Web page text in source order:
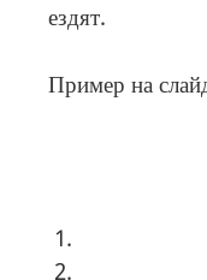
ездят.
Пример на